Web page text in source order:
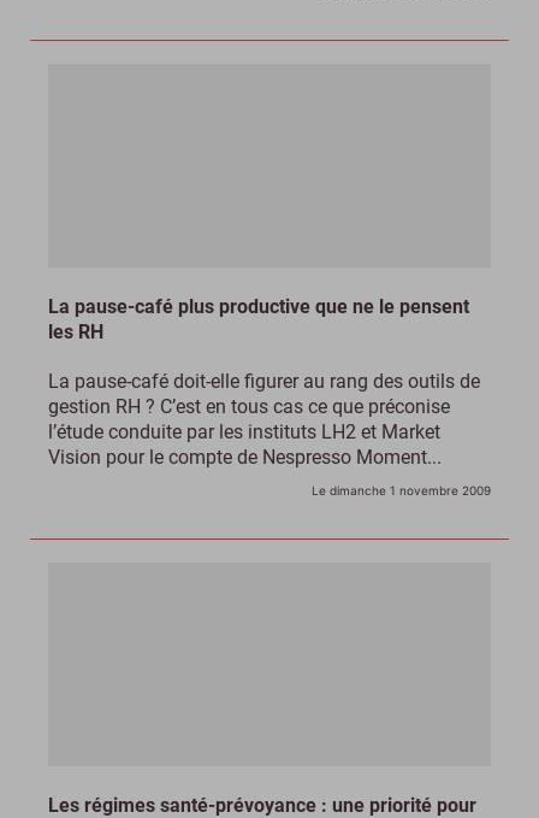
La pause-café plus productive que ne le pensent
les RH
La pause-café doit-elle figurer au rang des outils de
gestion RH ? C’est en tous cas ce que préconise
l’étude conduite par les instituts LH2 et Market
Vision pour le compte de Nespresso Moment...
Le dimanche 1 novembre 2009
Les régimes santé-prévoyance : une priorité pour